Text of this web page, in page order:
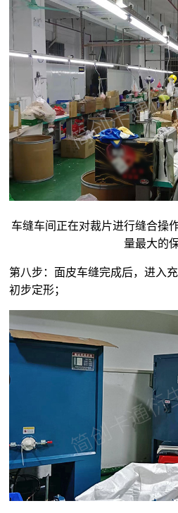
车缝车间正在对裁片进行缝合操
量最大的
第八步：面皮车缝完成后，进入
初步定形；